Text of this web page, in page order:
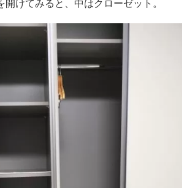
開けてみると、中はクローゼット。